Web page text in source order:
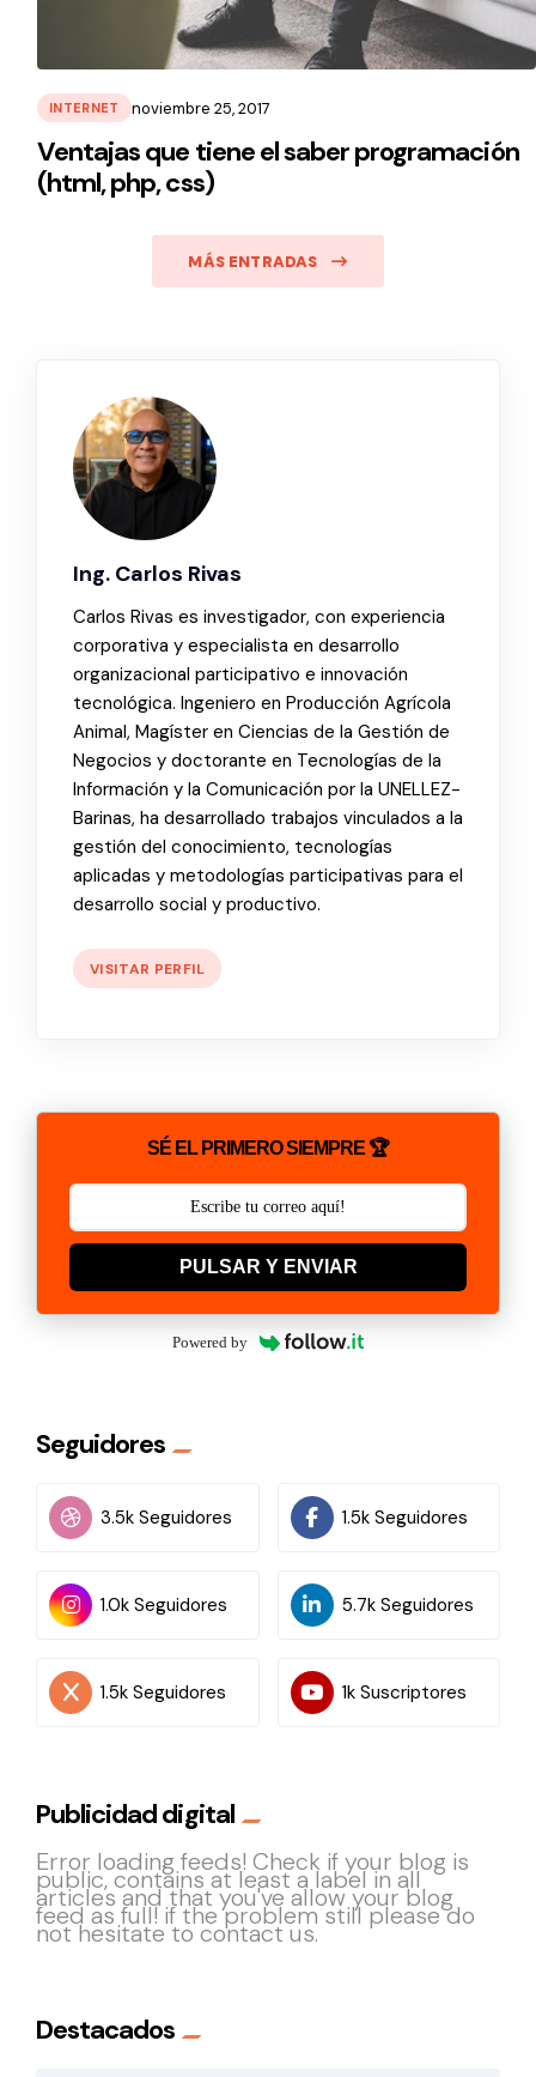
INTERNET noviembre 25, 2017
Ventajas que tiene el saber programación
(html, php, css)
MÁS ENTRADAS
Ing. Carlos Rivas
Carlos Rivas es investigador, con experiencia
corporativa y especialista en desarrollo
organizacional participativo e innovación
tecnológica. Ingeniero en Producción Agrícola
Animal, Magíster en Ciencias de la Gestión de
Negocios y doctorante en Tecnologías de la
Información y la Comunicación por la UNELLEZ-
Barinas, ha desarrollado trabajos vinculados a la
gestión del conocimiento, tecnologías
aplicadas y metodologías participativas para el
desarrollo social y productivo.
VISITAR PERFIL
SÉ EL PRIMERO SIEMPRE 🏆
PULSAR Y ENVIAR
Powered by
Seguidores
3.5k Seguidores 1.5k Seguidores
1.0k Seguidores 5.7k Seguidores
1.5k Seguidores 1k Suscriptores
Publicidad digital
Error loading feeds! Check if your blog is
public, contains at least a label in all
articles and that you've allow your blog
feed as full! if the problem still please do
not hesitate to contact us.
Destacados